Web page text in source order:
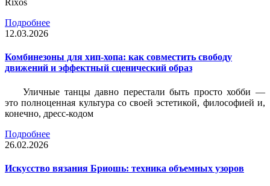
Rixos
Подробнее
12.03.2026
Комбинезоны для хип-хопа: как совместить свободу
движений и эффектный сценический образ
Уличные танцы давно перестали быть просто хобби —
это полноценная культура со своей эстетикой, философией и,
конечно, дресс-кодом
Подробнее
26.02.2026
Искусство вязания Бриошь: техника объемных узоров